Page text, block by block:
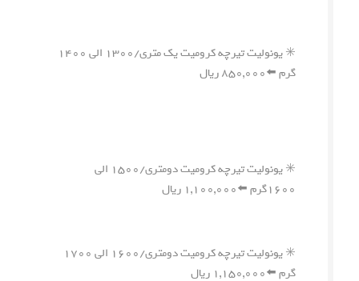
✳️ یونولیت تیرچه کرومیت یک متری/۱۳۰۰ الی ۱۴۰۰
گرم ⬅️۸۵۰,۰۰۰ ریال
✳️ یونولیت تیرچه کرومیت دومتری/۱۵۰۰ الی
۱۶۰۰گرم ⬅️۱,۱۰۰,۰۰۰ ریال
✳️ یونولیت تیرچه کرومیت دومتری/۱۶۰۰ الی ۱۷۰۰
گرم ⬅️۱,۱۵۰,۰۰۰ ریال